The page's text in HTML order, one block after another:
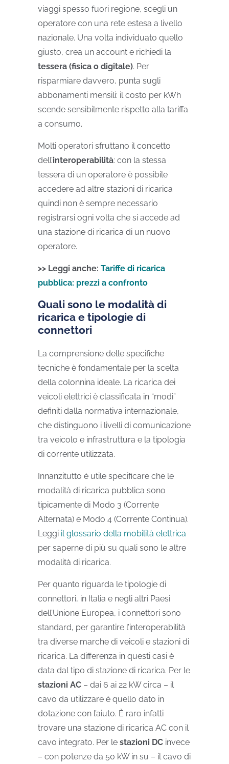
viaggi spesso fuori regione, scegli un
operatore con una rete estesa a livello
nazionale. Una volta individuato quello
giusto, crea un account e richiedi la
tessera (fisica o digitale). Per
risparmiare davvero, punta sugli
abbonamenti mensili: il costo per kWh
scende sensibilmente rispetto alla tariffa
a consumo.
Molti operatori sfruttano il concetto
dell’interoperabilità: con la stessa
tessera di un operatore è possibile
accedere ad altre stazioni di ricarica
quindi non è sempre necessario
registrarsi ogni volta che si accede ad
una stazione di ricarica di un nuovo
operatore.
>> Leggi anche: Tariffe di ricarica
pubblica: prezzi a confronto
Quali sono le modalità di
ricarica e tipologie di
connettori
La comprensione delle specifiche
tecniche è fondamentale per la scelta
della colonnina ideale. La ricarica dei
veicoli elettrici è classificata in “modi”
definiti dalla normativa internazionale,
che distinguono i livelli di comunicazione
tra veicolo e infrastruttura e la tipologia
di corrente utilizzata.
Innanzitutto è utile specificare che le
modalità di ricarica pubblica sono
tipicamente di Modo 3 (Corrente
Alternata) e Modo 4 (Corrente Continua).
Leggi il glossario della mobilità elettrica
per saperne di più su quali sono le altre
modalità di ricarica.
Per quanto riguarda le tipologie di
connettori, in Italia e negli altri Paesi
dell’Unione Europea, i connettori sono
standard, per garantire l’interoperabilità
tra diverse marche di veicoli e stazioni di
ricarica. La differenza in questi casi è
data dal tipo di stazione di ricarica. Per le
stazioni AC – dai 6 ai 22 kW circa – il
cavo da utilizzare è quello dato in
dotazione con l’aiuto. È raro infatti
trovare una stazione di ricarica AC con il
cavo integrato. Per le stazioni DC invece
– con potenze da 50 kW in su – il cavo di